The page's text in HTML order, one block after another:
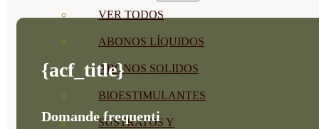
VER TODOS
ABONOS LÍQUIDOS
ABONOS SOLIDOS
BIOESTIMULANTES
SUSTRATOS Y
{acf_title}
Domande frequenti